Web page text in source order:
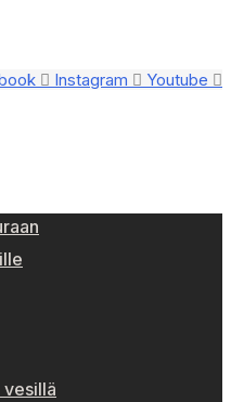
Instagram Youtube
vesillä